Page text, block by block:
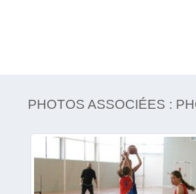
PHOTOS ASSOCIÉES :